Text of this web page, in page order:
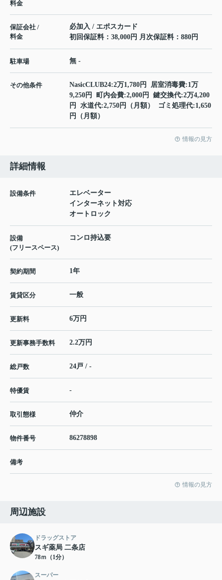
料金
保証会社 /
料金
必加入 / エポスカード
初回保証料：38,000円 月次保証料：880円
駐車場 無 -
その他条件
NasicCLUB24:2万1,780円 居室消毒費:1万
9,250円 町内会費:2,000円 鍵交換代:2万4,200
円 水道代:2,750円（月額） ゴミ処理代:1,650
円（月額）
情報の見方
詳細情報
設備条件
エレベーター
インターネット対応
オートロック
設備
(フリースペース)
コンロ持込要
契約期間 1年
賃貸区分 一般
更新料 6万円
更新事務手数料 2.2万円
総戸数 24戸 / -
特優賃 -
取引態様 仲介
物件番号 86278898
備考
情報の見方
周辺施設
ドラッグストア
スギ薬局 二条店
78ｍ（1分）
スーパー